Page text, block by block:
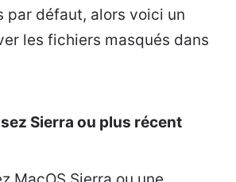
par défaut, alors voici un
les fichiers masqués dans
Sierra ou plus récent